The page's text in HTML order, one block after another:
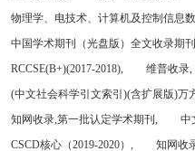
物理学、电技术、计算机及控制信息
中国学术期刊（光盘版）全文收录期刊
RCCSE(B+)(2017-2018),
维普收录,
(中文社会科学引文索引)(含扩展版)万
知网收录,第一批认定学术期刊,
中
CSCD核心（2019-2020）,
知网收